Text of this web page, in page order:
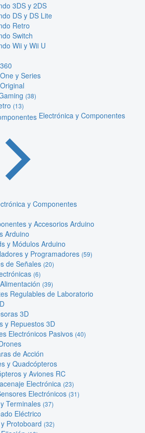
3DS y 2DS
DS y DS Lite
Retro
Switch
Wii y Wii U
y Series
(38)
(13)
Electrónica y Componentes
y Componentes
y Accesorios Arduino
Arduino
y Módulos Arduino
y Programadores (59)
de Señales (20)
(6)
(39)
Regulables de Laboratorio
3D
y Repuestos 3D
Electrónicos Pasivos (40)
de Acción
y Quadcópteros
y Aviones RC
Electrónica (23)
Electrónicos (31)
Terminales (37)
Eléctrico
Protoboard (32)